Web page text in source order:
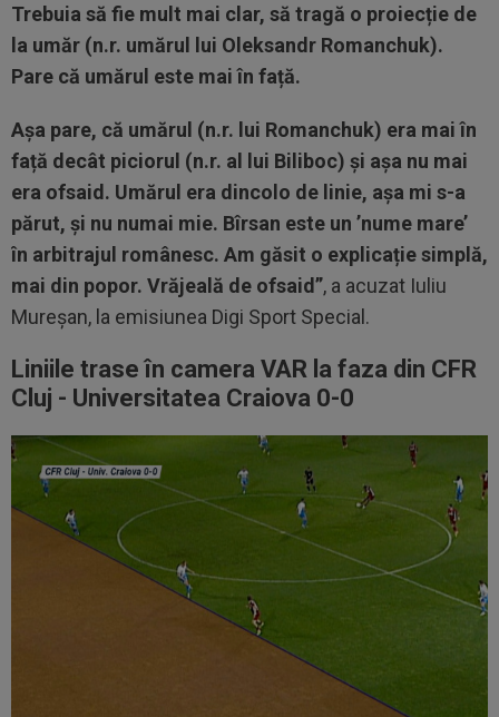
Trebuia să fie mult mai clar, să tragă o proiecție de
la umăr (n.r. umărul lui Oleksandr Romanchuk).
Pare că umărul este mai în față.
Așa pare, că umărul (n.r. lui Romanchuk) era mai în
față decât piciorul (n.r. al lui Biliboc) și așa nu mai
era ofsaid. Umărul era dincolo de linie, așa mi s-a
părut, și nu numai mie. Bîrsan este un ’nume mare’
în arbitrajul românesc. Am găsit o explicație simplă,
mai din popor. Vrăjeală de ofsaid”, a acuzat Iuliu
Mureșan, la emisiunea Digi Sport Special.
Liniile trase în camera VAR la faza din CFR
Cluj - Universitatea Craiova 0-0